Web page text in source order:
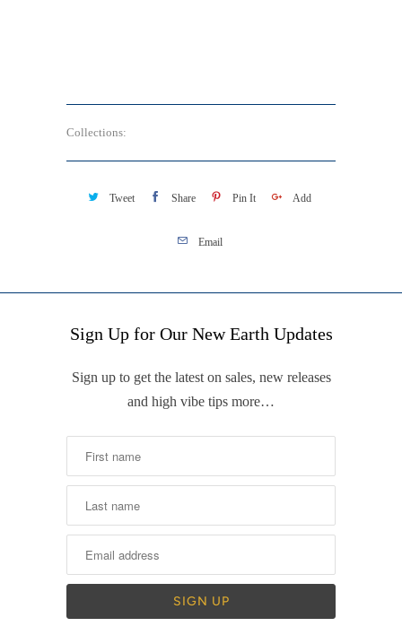
Collections:
Tweet Share Pin It Add
Email
Sign Up for Our New Earth Updates
Sign up to get the latest on sales, new releases
and high vibe tips more…